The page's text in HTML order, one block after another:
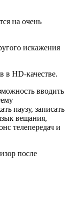
на очень
искажения
в HD-качестве.
вводить
паузу, записать
вещания,
телепередач и
после